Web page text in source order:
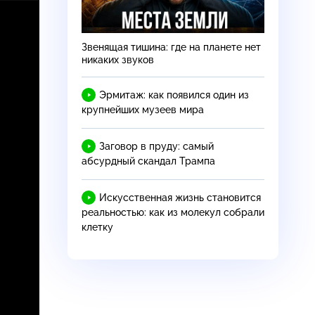
Звенящая тишина: где на планете нет
никаких звуков
Эрмитаж: как появился один из
крупнейших музеев мира
Заговор в пруду: самый
абсурдный скандал Трампа
Искусственная жизнь становится
реальностью: как из молекул собрали
клетку